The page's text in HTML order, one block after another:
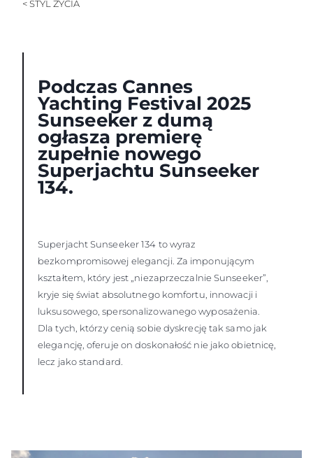
< STYL ŻYCIA
Podczas Cannes
Yachting Festival 2025
Sunseeker z dumą
ogłasza premierę
zupełnie nowego
Superjachtu Sunseeker
134.
Superjacht Sunseeker 134 to wyraz
bezkompromisowej elegancji. Za imponującym
kształtem, który jest „niezaprzeczalnie Sunseeker”,
kryje się świat absolutnego komfortu, innowacji i
luksusowego, spersonalizowanego wyposażenia.
Dla tych, którzy cenią sobie dyskrecję tak samo jak
elegancję, oferuje on doskonałość nie jako obietnicę,
lecz jako standard.